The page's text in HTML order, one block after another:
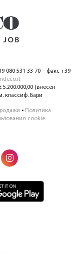
080 531 33 70 – факс +39
(внесен
классиф. Бари
• Политика
cookie